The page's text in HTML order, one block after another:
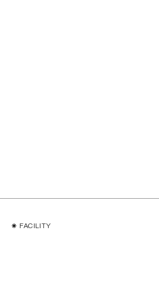
FACILITY